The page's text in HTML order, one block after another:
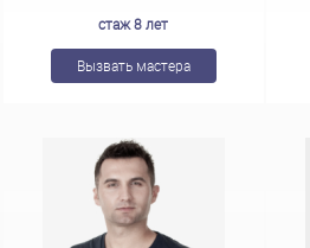
стаж 8 лет
Вызвать мастера